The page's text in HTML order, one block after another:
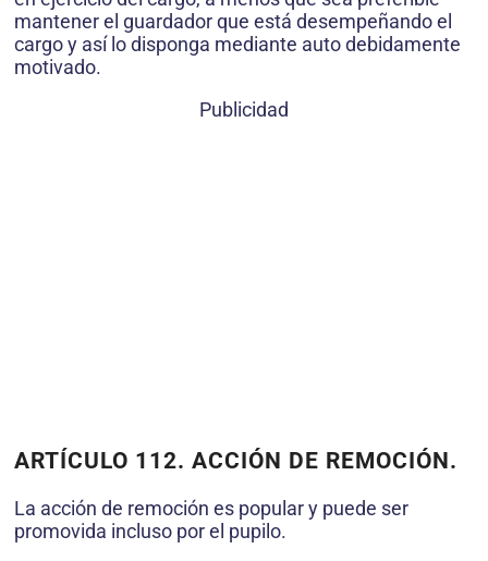
mantener el guardador que está desempeñando el
cargo y así lo disponga mediante auto debidamente
motivado.
Publicidad
ARTÍCULO 112. ACCIÓN DE REMOCIÓN.
La acción de remoción es popular y puede ser
promovida incluso por el pupilo.